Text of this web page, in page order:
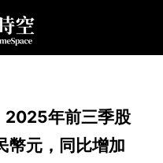
年前三季股
幣元，同比增加